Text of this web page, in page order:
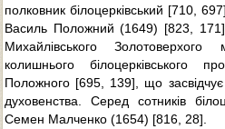
полковник білоцерківський [710,
Василь Положний (1649) [823,
Михайлівського
колишнього білоцерківського
Положного [695, 139], що
духовенства. Серед сотників
Семен Малченко (1654) [816, 28].